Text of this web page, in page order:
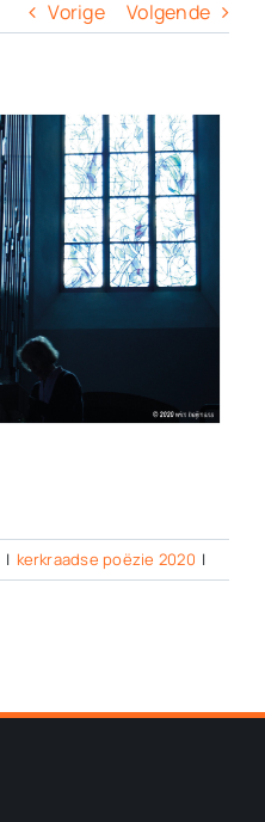
Vorige Volgende
| kerkraadse poëzie 2020 |